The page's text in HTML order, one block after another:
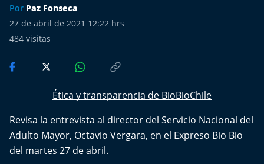
Realizadores
Más de 100 Días
Por Paz Fonseca
27 de abril de 2021 12:22 hrs
484 visitas
Ética y transparencia de BioBioChile
Revisa la entrevista al director del Servicio Nacional del
Adulto Mayor, Octavio Vergara, en el Expreso Bio Bio
del martes 27 de abril.